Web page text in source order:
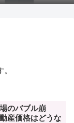
のバブル崩
産価格はどうな